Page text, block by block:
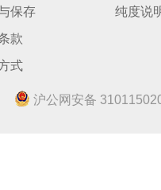
保存
款
式
纯度说
沪公网安备